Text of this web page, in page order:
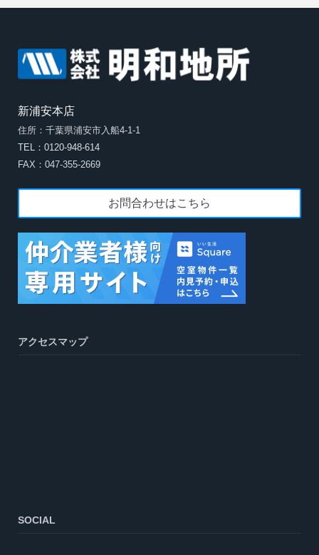
新浦安本店
住所：千葉県浦安市入船4-1-1
TEL：0120-948-614
FAX：047-355-2669
お問合わせはこちら
アクセスマップ
SOCIAL